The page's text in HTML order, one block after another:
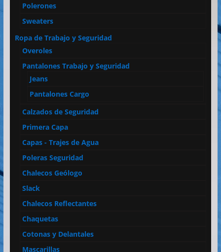
Polerones
Sweaters
Ropa de Trabajo y Seguridad
Overoles
Pantalones Trabajo y Seguridad
Jeans
Pantalones Cargo
Calzados de Seguridad
Primera Capa
Capas - Trajes de Agua
Poleras Seguridad
Chalecos Geólogo
Slack
Chalecos Reflectantes
Chaquetas
Cotonas y Delantales
Mascarillas